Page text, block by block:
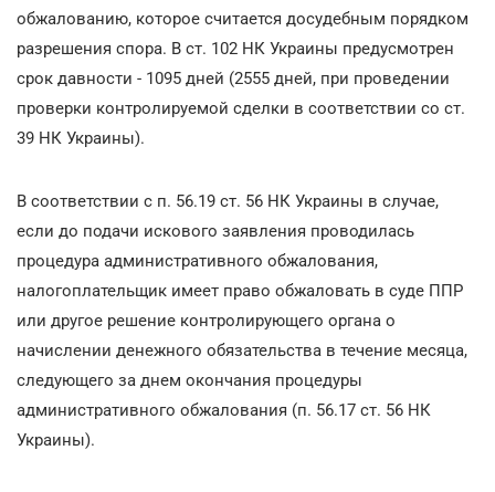
обжалованию, которое считается досудебным порядком
разрешения спора. В ст. 102 НК Украины предусмотрен
срок давности - 1095 дней (2555 дней, при проведении
проверки контролируемой сделки в соответствии со ст.
39 НК Украины).
В соответствии с п. 56.19 ст. 56 НК Украины в случае,
если до подачи искового заявления проводилась
процедура административного обжалования,
налогоплательщик имеет право обжаловать в суде ППР
или другое решение контролирующего органа о
начислении денежного обязательства в течение месяца,
следующего за днем окончания процедуры
административного обжалования (п. 56.17 ст. 56 НК
Украины).